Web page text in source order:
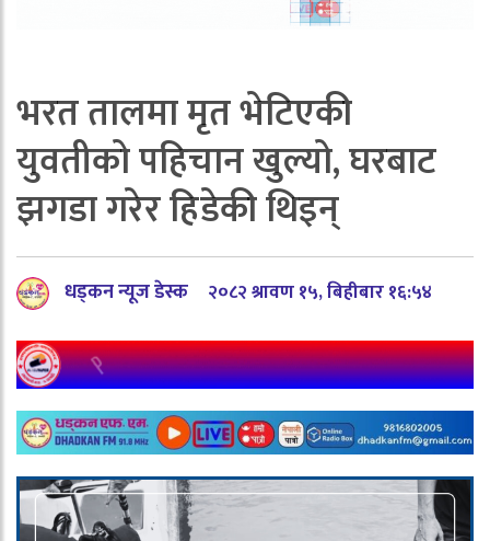
भरत तालमा मृत भेटिएकी
युवतीको पहिचान खुल्यो, घरबाट
झगडा गरेर हिडेकी थिइन्
धड्कन न्यूज डेस्क २०८२ श्रावण १५, बिहीबार १६:५४